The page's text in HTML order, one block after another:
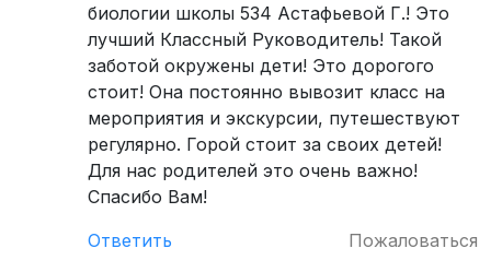
биологии школы 534 Астафьевой Г.! Это
лучший Классный Руководитель! Такой
заботой окружены дети! Это дорогого
стоит! Она постоянно вывозит класс на
мероприятия и экскурсии, путешествуют
регулярно. Горой стоит за своих детей!
Для нас родителей это очень важно!
Спасибо Вам!
Ответить
Пожаловаться